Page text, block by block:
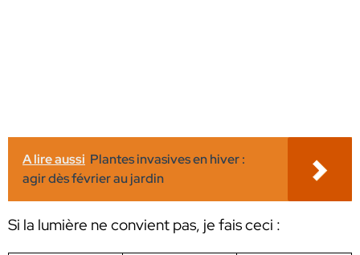
A lire aussi Plantes invasives en hiver :
agir dès février au jardin
Si la lumière ne convient pas, je fais ceci :